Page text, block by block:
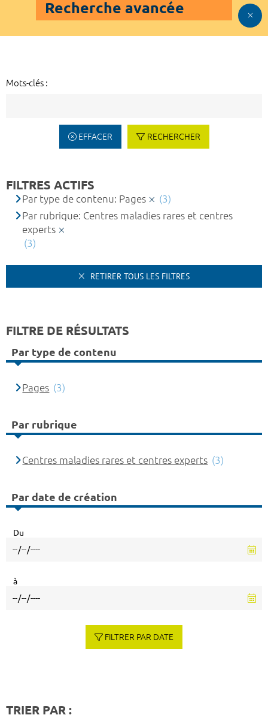
Recherche avancée
Mots-clés :
EFFACER RECHERCHER
FILTRES ACTIFS
Par type de contenu: Pages
(3)
Par rubrique: Centres maladies rares et centres
experts
(3)
RETIRER TOUS LES FILTRES
FILTRE DE RÉSULTATS
Par type de contenu
Pages (3)
Par rubrique
Centres maladies rares et centres experts (3)
Par date de création
Du
à
FILTRER PAR DATE
TRIER PAR :